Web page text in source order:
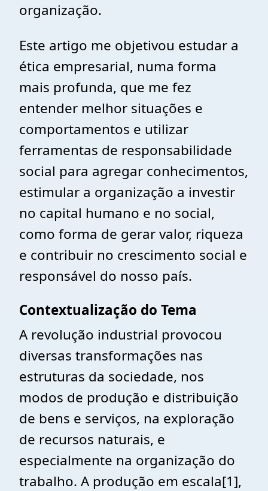
organização.
Este artigo me objetivou estudar a
ética empresarial, numa forma
mais profunda, que me fez
entender melhor situações e
comportamentos e utilizar
ferramentas de responsabilidade
social para agregar conhecimentos,
estimular a organização a investir
no capital humano e no social,
como forma de gerar valor, riqueza
e contribuir no crescimento social e
responsável do nosso país.
Contextualização do Tema
A revolução industrial provocou
diversas transformações nas
estruturas da sociedade, nos
modos de produção e distribuição
de bens e serviços, na exploração
de recursos naturais, e
especialmente na organização do
trabalho. A produção em escala[1],